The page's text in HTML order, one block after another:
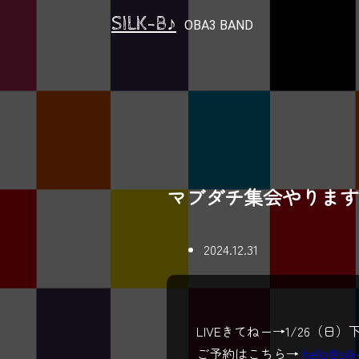
SILK-B♪ OBA3 BAND
マブダチ集会やりま
2024.12.31
LIVEきてねー→1/26（日）
ご予約はこちら→